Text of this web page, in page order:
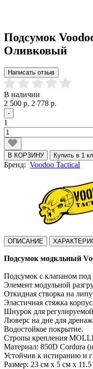
Подсумок
Оливковый
Написать отзыв
В наличии
2 500 р. 2 778 р.
-
1
В КОРЗИНУ Купить в 1
Бренд: Voodoo Tactical
ОПИСАНИЕ
Подсумок модкльный
Подсумок с клапаном под
Элемент модульной
Откидная створка на
Эластичная стяжка
Шнурок для
Люверс на дне для
Водостойкое покрытие.
Стропы крепления
Материал: 850D Cordura
Устойчив к истиранию и
Размер: 23 см х 5 см x 11.5